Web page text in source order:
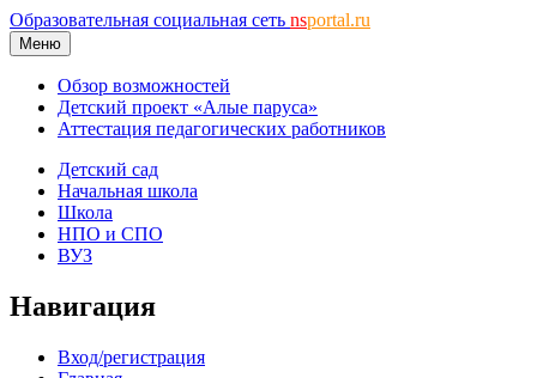
Образовательная социальная сеть nsportal.ru
Меню
Обзор возможностей
Детский проект «Алые паруса»
Аттестация педагогических работников
Детский сад
Начальная школа
Школа
НПО и СПО
ВУЗ
Навигация
Вход/регистрация